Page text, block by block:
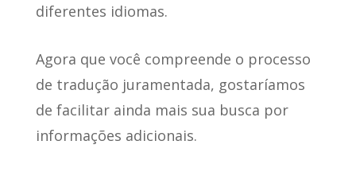
diferentes idiomas.
Agora que você compreende o processo
de tradução juramentada, gostaríamos
de facilitar ainda mais sua busca por
informações adicionais.